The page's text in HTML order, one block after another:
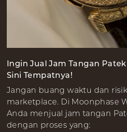
Ingin Jual Jam Tangan
Sini Tempatnya!
Jangan buang waktu dan
marketplace. Di Moonphase
Anda menjual jam tangan
dengan proses yang: